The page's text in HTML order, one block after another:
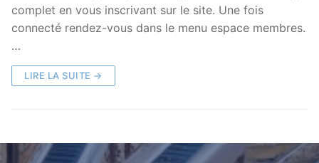
complet en vous inscrivant sur le site. Une fois
connecté rendez-vous dans le menu espace membres.
…
LIRE LA SUITE →